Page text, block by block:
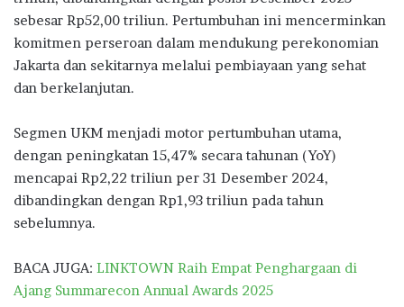
sebesar Rp52,00 triliun. Pertumbuhan ini mencerminkan
komitmen perseroan dalam mendukung perekonomian
Jakarta dan sekitarnya melalui pembiayaan yang sehat
dan berkelanjutan.
Segmen UKM menjadi motor pertumbuhan utama,
dengan peningkatan 15,47% secara tahunan (YoY)
mencapai Rp2,22 triliun per 31 Desember 2024,
dibandingkan dengan Rp1,93 triliun pada tahun
sebelumnya.
BACA JUGA: LINKTOWN Raih Empat Penghargaan di
Ajang Summarecon Annual Awards 2025